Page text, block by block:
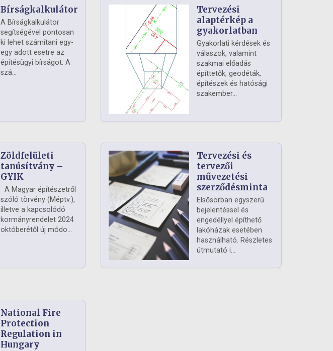
Bírságkalkulátor
A Bírságkalkulátor
segítségével pontosan
ki lehet számítani egy-
egy adott esetre az
építésügyi bírságot. A
szá...
Tervezési
alaptérkép a
gyakorlatban
Gyakorlati kérdések és
válaszok, valamint
szakmai előadás
építtetők, geodéták,
építészek és hatósági
szakember...
Zöldfelületi
tanúsítvány –
GYIK
A Magyar építészetről
szóló törvény (Méptv.),
illetve a kapcsolódó
kormányrendelet 2024
októberétől új módo...
Tervezési és
tervezői
művezetési
szerződésminta
Elsősorban egyszerű
bejelentéssel és
engedéllyel építhető
lakóházak esetében
használható. Részletes
útmutató i...
National Fire
Protection
Regulation in
Hungary